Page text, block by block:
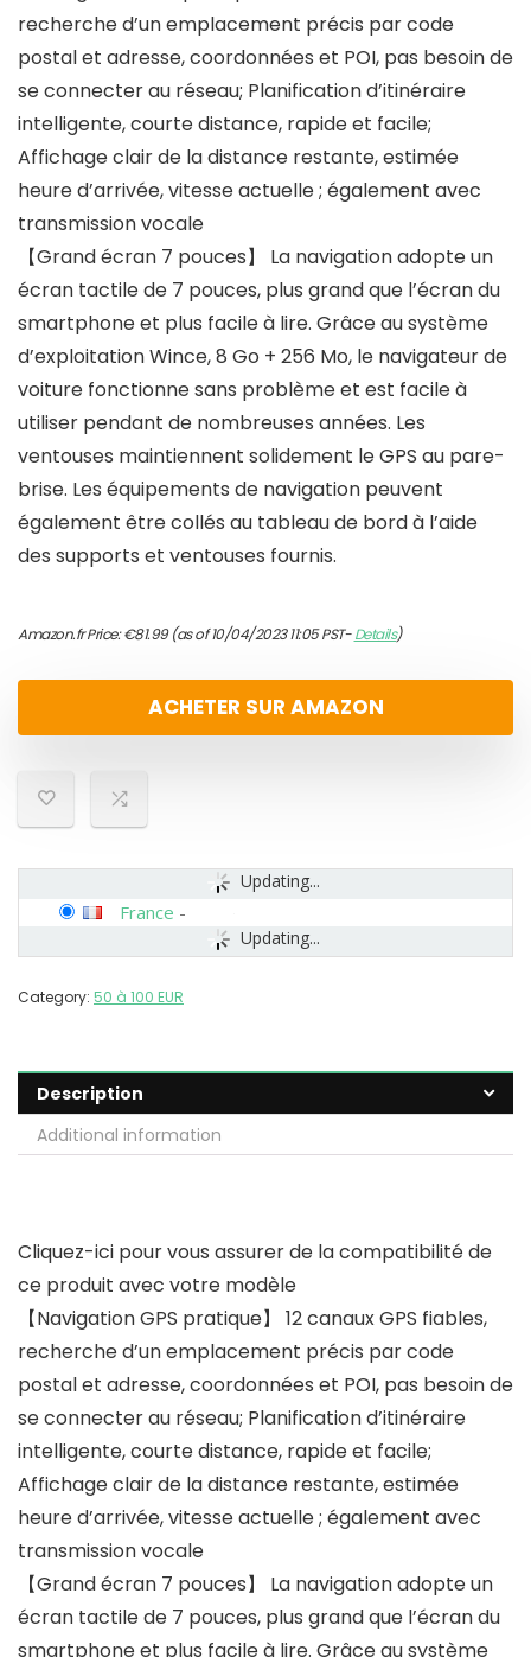
recherche d’un emplacement précis par code
postal et adresse, coordonnées et POI, pas besoin de
se connecter au réseau; Planification d’itinéraire
intelligente, courte distance, rapide et facile;
Affichage clair de la distance restante, estimée
heure d’arrivée, vitesse actuelle ; également avec
transmission vocale
【Grand écran 7 pouces】 La navigation adopte un
écran tactile de 7 pouces, plus grand que l’écran du
smartphone et plus facile à lire. Grâce au système
d’exploitation Wince, 8 Go + 256 Mo, le navigateur de
voiture fonctionne sans problème et est facile à
utiliser pendant de nombreuses années. Les
ventouses maintiennent solidement le GPS au pare-
brise. Les équipements de navigation peuvent
également être collés au tableau de bord à l’aide
des supports et ventouses fournis.
Amazon.fr Price:€81.99(as of 10/04/2023 11:05 PST-Details)
ACHETER SUR AMAZON
Updating...
Updating...
France -
Category: 50 à 100 EUR
Description
Additional information
Cliquez-ici pour vous assurer de la compatibilité de
ce produit avec votre modèle
【Navigation GPS pratique】 12 canaux GPS fiables,
recherche d’un emplacement précis par code
postal et adresse, coordonnées et POI, pas besoin de
se connecter au réseau; Planification d’itinéraire
intelligente, courte distance, rapide et facile;
Affichage clair de la distance restante, estimée
heure d’arrivée, vitesse actuelle ; également avec
transmission vocale
【Grand écran 7 pouces】 La navigation adopte un
écran tactile de 7 pouces, plus grand que l’écran du
smartphone et plus facile à lire. Grâce au système